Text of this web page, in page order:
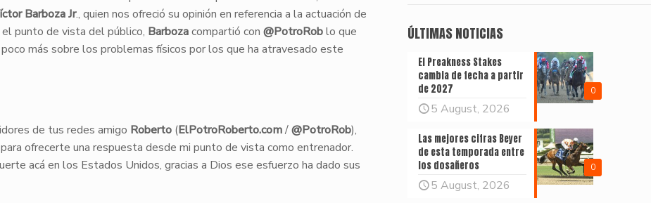
Barboza Jr., quien nos ofreció su opinión en referencia a la actuación de
punto de vista del público, Barbozacompartió con @PotroRoblo que
más sobre los problemas físicos por los que ha atravesado este
de tus redes amigo Roberto (ElPotroRoberto.com/@PotroRob),
ofrecerte una respuesta desde mi punto de vista como entrenador.
acá en los Estados Unidos, gracias a Dios ese esfuerzo ha dado sus
ÚLTIMAS NOTICIAS
0
El Preakness Stakes
cambia de fecha a partir
de 2027
5 August, 2026
0
Las mejores cifras Beyer
de esta temporada entre
los dosañeros
5 August, 2026